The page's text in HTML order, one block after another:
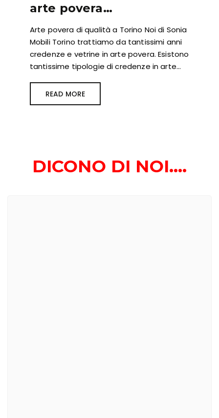
arte povera…
Arte povera di qualità a Torino Noi di Sonia
Mobili Torino trattiamo da tantissimi anni
credenze e vetrine in arte povera. Esistono
tantissime tipologie di credenze in arte…
READ MORE
DICONO DI NOI….